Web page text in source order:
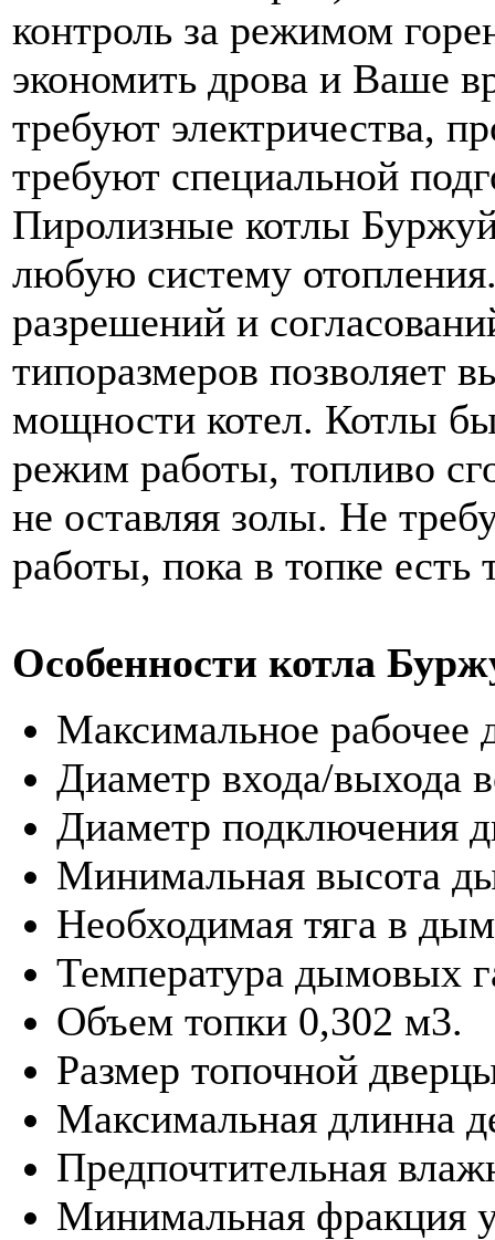
контроль за режимом
экономить дрова и Ваше
требуют электричества,
требуют специальной
Пиролизные котлы
любую систему
разрешений и
типоразмеров позволяет
мощности котел. Котлы
режим работы, топливо
не оставляя золы. Не
работы, пока в топке есть
Особенности котла
Максимальное рабочее
Диаметр входа/выхода
Диаметр подключения
Минимальная высота
Необходимая тяга в
Температура дымовых
Объем топки 0,302 м3.
Размер топочной
Максимальная длинна
Предпочтительная
Минимальная фракция